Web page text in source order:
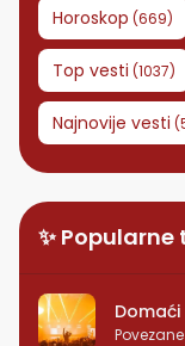
Horoskop (669)
Top vesti (1037)
Najnovije vesti (
✨ Popularne
Domaći